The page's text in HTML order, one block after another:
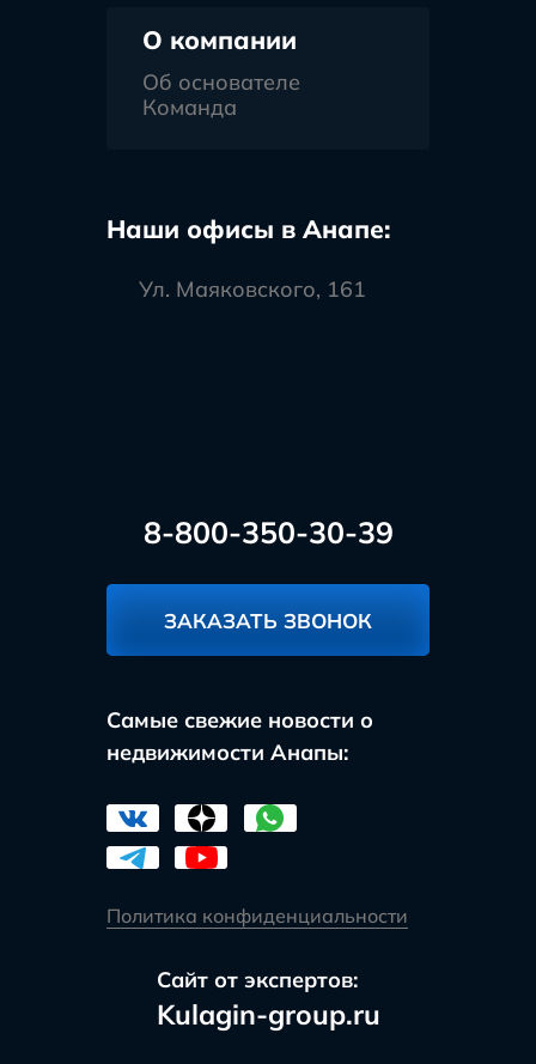
О компании
Об основателе
Команда
Наши офисы в Анапе:
Ул. Маяковского, 161
8-800-350-30-39
ЗАКАЗАТЬ ЗВОНОК
Самые свежие новости о
недвижимости Анапы:
Политика конфиденциальности
Сайт от экспертов:
Kulagin-group.ru